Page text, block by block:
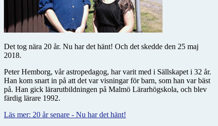
Det tog nära 20 år. Nu har det hänt! Och det skedde den 25 maj
2018.
Peter Hemborg, vår astropedagog, har varit med i Sällskapet i 32 år.
Han kom snart in på att det var visningar för barn, som han var bäst
på. Han gick lärarutbildningen på Malmö Lärarhögskola, och blev
färdig lärare 1992.
Läs mer: 20 år senare - Nu har det hänt!